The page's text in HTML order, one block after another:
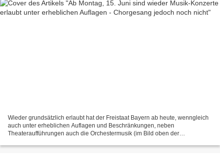
Wieder grundsätzlich erlaubt hat der Freistaat Bayern ab heute, wenngleich
auch unter erheblichen Auflagen und Beschränkungen, neben
Theateraufführungen auch die Orchestermusik (im Bild oben der